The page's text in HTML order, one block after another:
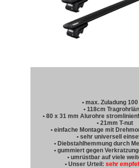
• max. Zuladung
• 118cm
• 80 x 31 mm Alurohre
• 21mm T-nut
• einfache Montage mit
• sehr universell
• Diebstahlhemmung durch
• gummiert gegen
• umrüstbar auf viele
• Unser Urteil: sehr